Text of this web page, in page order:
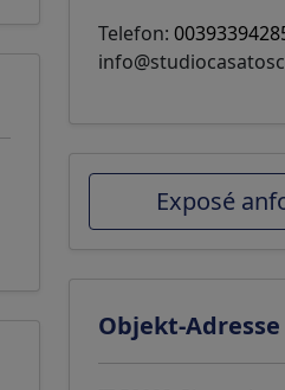
Telefon:
Exposé
Objekt-Adresse